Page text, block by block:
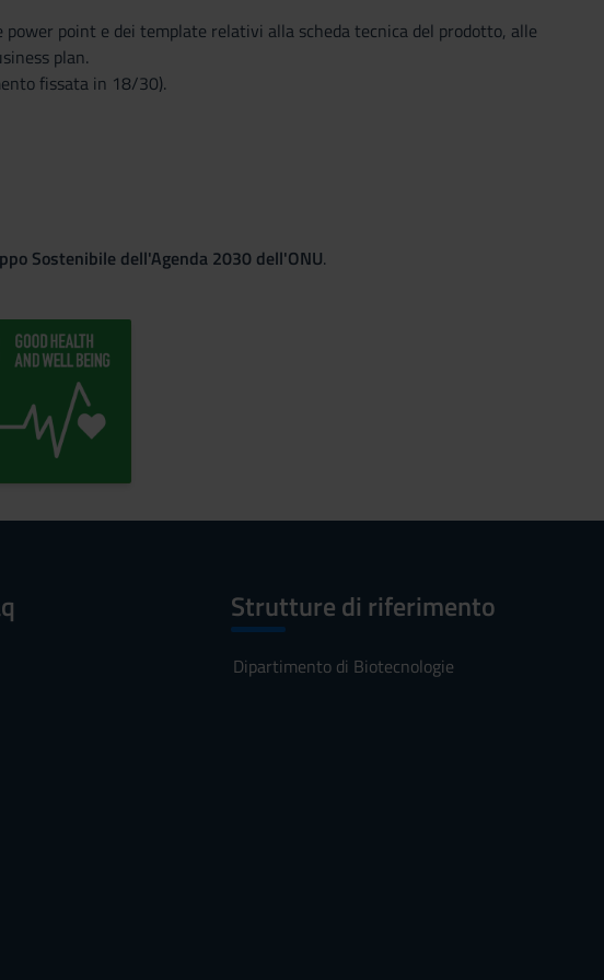
point e dei template relativi alla scheda tecnica del prodotto, alle
plan.
fissata in 18/30).
Sostenibile dell'Agenda 2030 dell'ONU.
Strutture di riferimento
Dipartimento di Biotecnologie